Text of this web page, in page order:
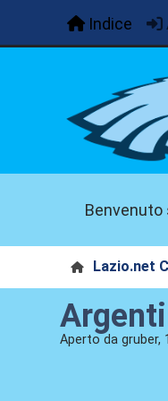
Indice
Benvenuto
Lazio.net
Aperto da gruber,